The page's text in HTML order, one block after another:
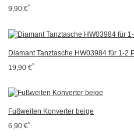
9,90 €*
Diamant Tanztasche HW03984 für 1-2
19,90 €*
Fußweiten Konverter beige
6,90 €*